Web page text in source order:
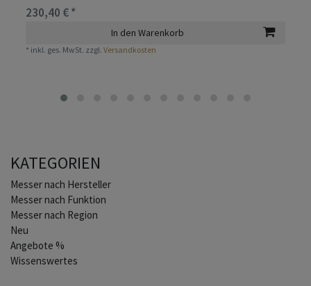
230,40 € *
In den Warenkorb
* inkl. ges. MwSt. zzgl.Versandkosten
KATEGORIEN
Home
Messer nach Hersteller
Messer nach Funktion
Messer nach Region
Neu
Angebote %
Wissenswertes